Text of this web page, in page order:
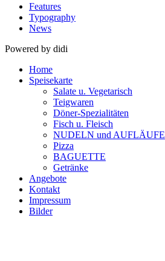
Features
Typography
News
Powered by didi
Home
Speisekarte
Salate u. Vegetarisch
Teigwaren
Döner-Spezialitäten
Fisch u. Fleisch
NUDELN und AUFLÄUFE
Pizza
BAGUETTE
Getränke
Angebote
Kontakt
Impressum
Bilder